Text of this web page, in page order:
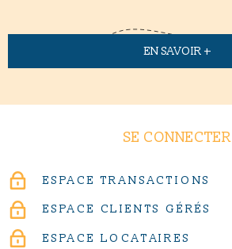
EN SAVOIR +
SE CONNECTER
ESPACE TRANSACTIONS
ESPACE CLIENTS GÉRÉS
ESPACE LOCATAIRES